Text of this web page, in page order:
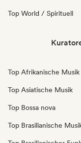
Top World / Spirituell
Top Afrikanische Musik
Top Asiatische Musik
Top Bossa nova
Top Brasilianische